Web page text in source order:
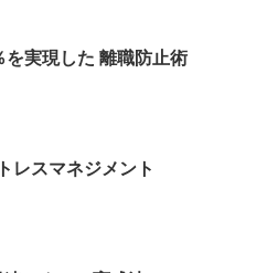
実現した 離職防止術
レスマネジメント